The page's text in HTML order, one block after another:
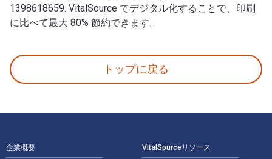
1398618659. VitalSource でデジタル化することで、印刷
に比べて最大 80% 節約できます。
トップに戻る
企業概要 VitalSourceリソース